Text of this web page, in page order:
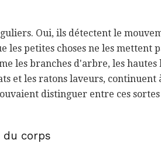
Oui, ils détectent le
petites choses ne les mettent
les branches d'arbre, les hautes
et les ratons laveurs, continuent
distinguer entre ces sortes
du corps